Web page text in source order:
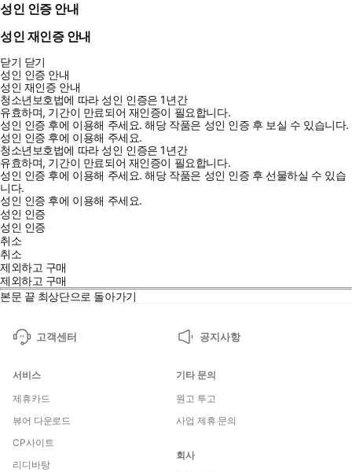
성인 인증 안내
성인 재인증 안내
닫기 닫기
성인 인증 안내
성인 재인증 안내
청소년보호법에 따라 성인 인증은 1년간
유효하며, 기간이 만료되어 재인증이 필요합니다.
성인 인증 후에 이용해 주세요.해당 작품은 성인 인증 후 보실 수 있습니다.
성인 인증 후에 이용해 주세요.
청소년보호법에 따라 성인 인증은 1년간
유효하며, 기간이 만료되어 재인증이 필요합니다.
성인 인증 후에 이용해 주세요.해당 작품은 성인 인증 후 선물하실 수 있습
니다.
성인 인증 후에 이용해 주세요.
성인 인증
성인 인증
취소
취소
제외하고 구매
제외하고 구매
본문 끝 최상단으로 돌아가기
고객센터 공지사항
서비스
제휴카드
뷰어 다운로드
CP사이트
리디바탕
기타 문의
원고 투고
사업 제휴 문의
회사